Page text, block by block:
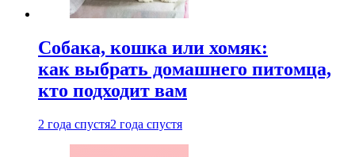
Собака, кошка или хомяк:
как выбрать домашнего питомца,
кто подходит вам
2 года спустя2 года спустя